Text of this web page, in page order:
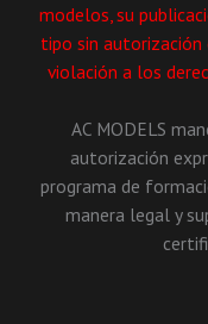
modelos, su
tipo sin autorización
violación a los
AC MODELS
autorización
programa de
manera legal y